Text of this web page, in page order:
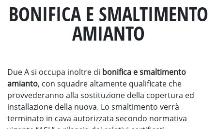
BONIFICA E SMALTIMENTO
AMIANTO
Due A si occupa inoltre di bonifica e smaltimento
amianto, con squadre altamente qualificate che
provvederanno alla sostituzione della copertura ed
installazione della nuova. Lo smaltimento verrà
terminato in cava autorizzata secondo normativa